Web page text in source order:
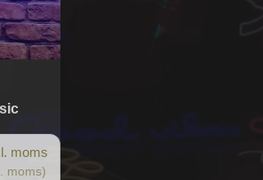
moms
moms)